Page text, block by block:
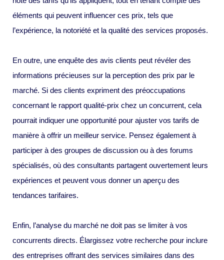
éléments qui peuvent influencer ces prix, tels que
l’expérience, la notoriété et la qualité des services proposés.
En outre, une enquête des avis clients peut révéler des
informations précieuses sur la perception des prix par le
marché. Si des clients expriment des préoccupations
concernant le rapport qualité-prix chez un concurrent, cela
pourrait indiquer une opportunité pour ajuster vos tarifs de
manière à offrir un meilleur service. Pensez également à
participer à des groupes de discussion ou à des forums
spécialisés, où des consultants partagent ouvertement leurs
expériences et peuvent vous donner un aperçu des
tendances tarifaires.
Enfin, l’analyse du marché ne doit pas se limiter à vos
concurrents directs. Élargissez votre recherche pour inclure
des entreprises offrant des services similaires dans des